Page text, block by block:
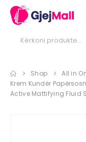
Shop All in
Krem Kundër
Active Mattifying Fluid